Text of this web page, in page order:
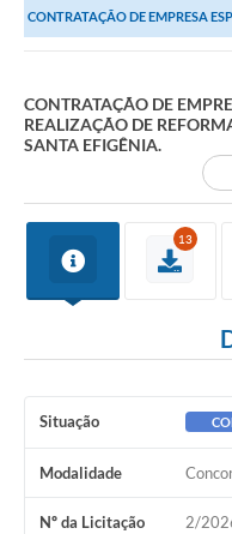
CONTRATAÇÃO DE EMPRESA
CONTRATAÇÃO DE
REALIZAÇÃO DE
SANTA EFIGÊNIA.
13
Situação
Modalidade
Nº da Licitação 2/